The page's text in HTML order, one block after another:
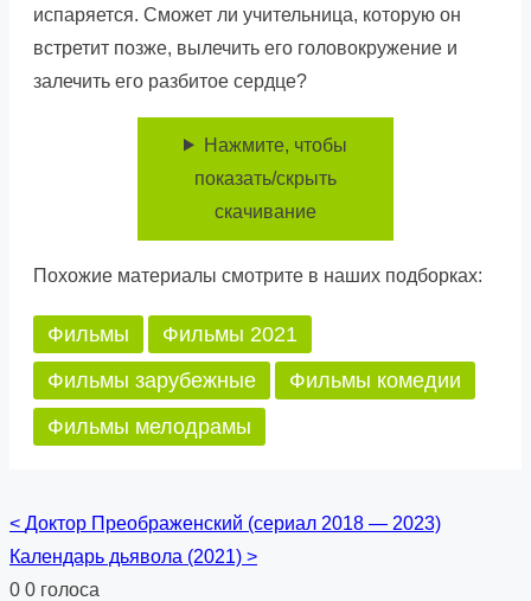
испаряется. Сможет ли учительница, которую он
встретит позже, вылечить его головокружение и
залечить его разбитое сердце?
Нажмите, чтобы
показать/скрыть
скачивание
Похожие материалы смотрите в наших подборках:
Фильмы
Фильмы 2021
Фильмы зарубежные
Фильмы комедии
Фильмы мелодрамы
Posts
navigation
< Доктор Преображенский (сериал 2018 — 2023)
Календарь дьявола (2021) >
0 0 голоса